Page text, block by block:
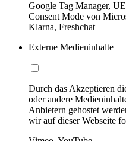
Google Tag Manager,
Consent Mode von
Klarna, Freshchat
Externe Medieninhalte
Durch das Akzeptieren
oder andere
Anbietern gehostet
wir auf dieser Webseite